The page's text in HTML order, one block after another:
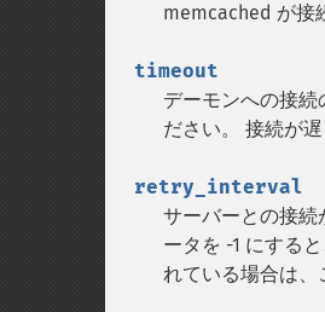
memcached が接
timeout
デーモンへの接続
ださい。 接続が
retry_interval
サーバーとの接続
ータを -1 にする
れている場合は、